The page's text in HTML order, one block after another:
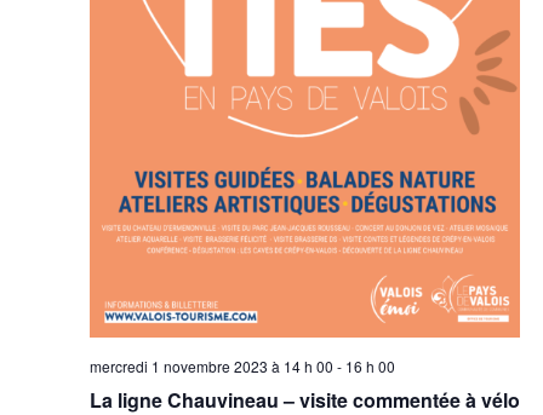
La ligne Chauvineau – visite commentée à vélo
mercredi 1 novembre 2023 à 14 h 00 - 16 h 00